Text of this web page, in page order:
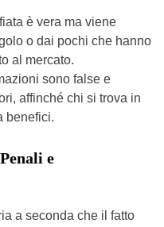
è vera ma viene
o dai pochi che hanno
al mercato.
sono false e
affinché chi si trova in
benefici.
e
a seconda che il fatto